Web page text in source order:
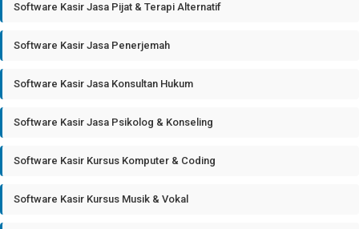
Software Kasir Jasa Pijat & Terapi Alternatif
Software Kasir Jasa Penerjemah
Software Kasir Jasa Konsultan Hukum
Software Kasir Jasa Psikolog & Konseling
Software Kasir Kursus Komputer & Coding
Software Kasir Kursus Musik & Vokal